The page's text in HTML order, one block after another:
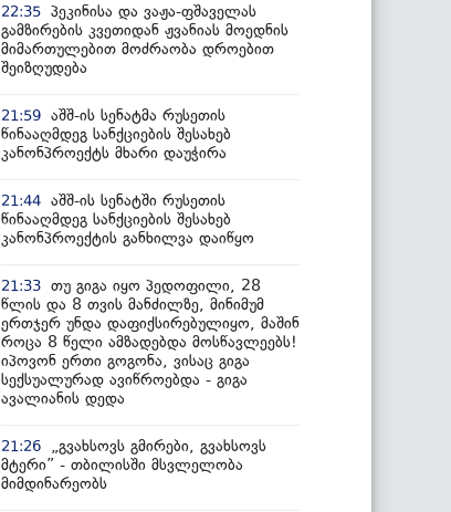
22:35 პეკინისა და ვაჟა-ფშაველას
გამზირების კვეთიდან ჟვანიას მოედნის
მიმართულებით მოძრაობა დროებით
შეიზღუდება
21:59 აშშ-ის სენატმა რუსეთის
წინააღმდეგ სანქციების შესახებ
კანონპროექტს მხარი დაუჭირა
21:44 აშშ-ის სენატში რუსეთის
წინააღმდეგ სანქციების შესახებ
კანონპროექტის განხილვა დაიწყო
21:33 თუ გიგა იყო პედოფილი, 28
წლის და 8 თვის მანძილზე, მინიმუმ
ერთჯერ უნდა დაფიქსირებულიყო, მაშინ
როცა 8 წელი ამზადებდა მოსწავლეებს!
იპოვონ ერთი გოგონა, ვისაც გიგა
სექსუალურად ავიწროებდა - გიგა
ავალიანის დედა
21:26
„გვახსოვს გმირები, გვახსოვს
მტერი” - თბილისში მსვლელობა
მიმდინარეობს